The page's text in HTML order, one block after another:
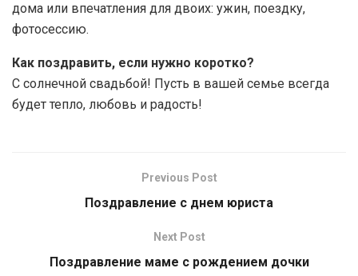
дома или впечатления для двоих: ужин, поездку,
фотосессию.
Как поздравить, если нужно коротко?
С солнечной свадьбой! Пусть в вашей семье всегда
будет тепло, любовь и радость!
Previous Post
Поздравление с днем юриста
Next Post
Поздравление маме с рождением дочки